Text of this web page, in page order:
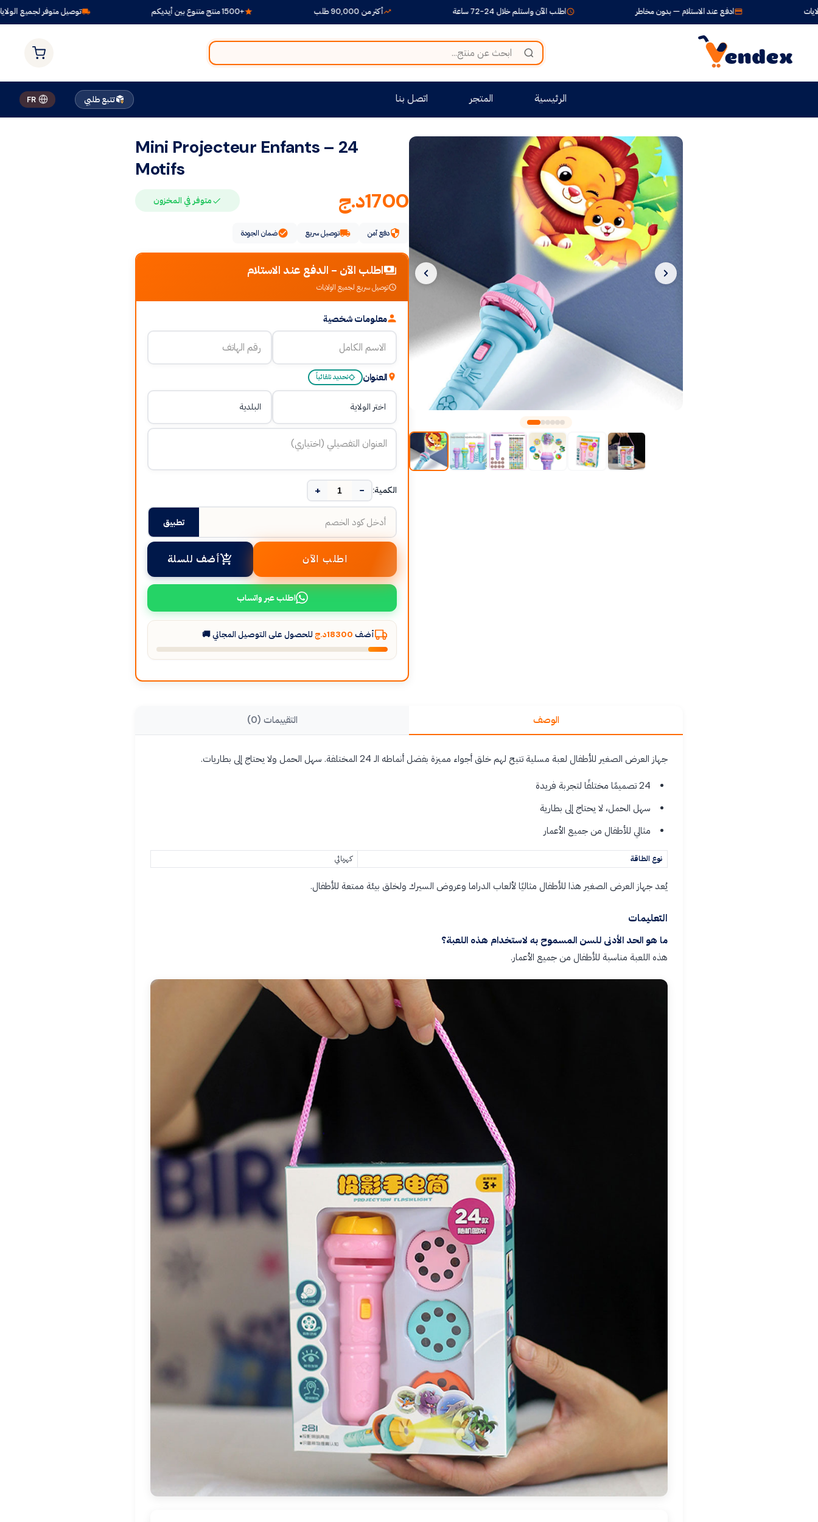
توصيل متوفر لجميع الولايات اطلب الآن واستلم خلال 24-72 ساعة ادفع عند الاستلام — بدون مخاطر
الرئيسية المتجر اتصل بنا تتبع طلبي FR
Mini Projecteur Enfants – 24
Motifs
1700د.ج متوفر في المخزون
دفع آمن توصيل سريع ضمان الجودة
اطلب الآن - الدفع عند الاستلام
توصيل سريع لجميع الولايات
معلومات شخصية
العنوان تحديد تلقائياً
الكمية: −
+
تطبيق
اطلب الآن أضف للسلة
اطلب عبر واتساب
أضف 18300د.ج للحصول على التوصيل المجاني 🚚
الوصف التقييمات (0)
جهاز العرض الصغير للأطفال لعبة مسلية تتيح لهم خلق أجواء مميزة بفضل أنماطه الـ 24 المختلفة. سهل الحمل ولا يحتاج إلى بطاريات.
24 تصميمًا مختلفًا لتجربة فريدة
سهل الحمل، لا يحتاج إلى بطارية
مثالي للأطفال من جميع الأعمار
نوع الطاقة كهربائي
يُعد جهاز العرض الصغير هذا للأطفال مثاليًا لألعاب الدراما وعروض السيرك ولخلق بيئة ممتعة للأطفال.
التعليمات
ما هو الحد الأدنى للسن المسموح به لاستخدام هذه اللعبة؟
هذه اللعبة مناسبة للأطفال من جميع الأعمار.